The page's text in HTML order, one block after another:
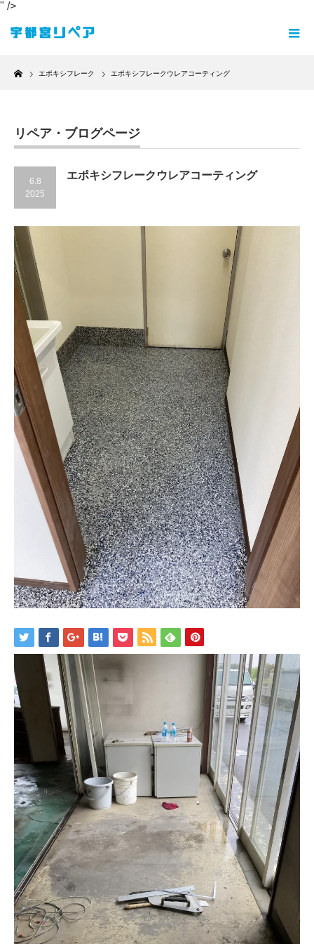
" />
Home
エポキシフレーク エポキシフレークウレアコーティング
リペア・ブログページ
6.8
2025
エポキシフレークウレアコーティング